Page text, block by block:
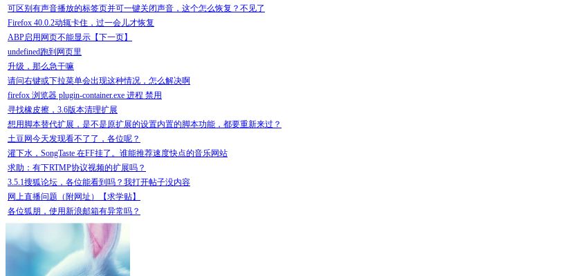
可区别有声音播放的标签页并可一键关闭声音，这个怎么恢复？不见了
Firefox 40.0.2动辄卡住，过一会儿才恢复
ABP启用网页不能显示【下一页】
undefined跑到网页里
升级，那么急干嘛
请问右键或下拉菜单会出现这种情况，怎么解决啊
firefox 浏览器 plugin-container.exe 进程 禁用
寻找橡皮擦，3.6版本清理扩展
想用脚本替代扩展，是不是原扩展的设置内置的脚本功能，都要重新来过？
土豆网今天发现看不了了，各位呢？
灌下水，SongTaste 在FF挂了。谁能推荐速度快点的音乐网站
求助：有下RTMP协议视频的扩展吗？
3.5.1搜狐论坛，各位能看到吗？我打开帖子没内容
网上直播问题（附网址）【求学贴】
各位狐朋，使用新浪邮箱有异常吗？